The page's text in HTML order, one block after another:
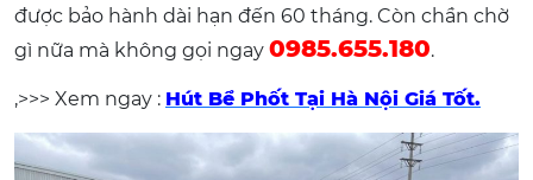
được bảo hành dài hạn đến 60 tháng. Còn chần chờ
gì nữa mà không gọi ngay 0985.655.180.
,>>> Xem ngay : Hút Bể Phốt Tại Hà Nội Giá Tốt.